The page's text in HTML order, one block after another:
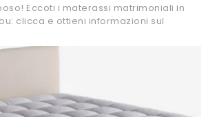
Eccoti i materassi matrimoniali in
clicca e ottieni informazioni sul